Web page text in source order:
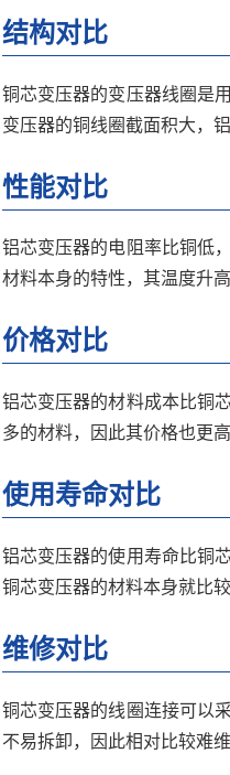
结构对比
铜芯变压器的变压器线圈是
变压器的铜线圈截面积大，
性能对比
铝芯变压器的电阻率比铜低
材料本身的特性，其温度升
价格对比
铝芯变压器的材料成本比铜
多的材料，因此其价格也更高
使用寿命对比
铝芯变压器的使用寿命比铜
铜芯变压器的材料本身就比
维修对比
铜芯变压器的线圈连接可以
不易拆卸，因此相对比较难维